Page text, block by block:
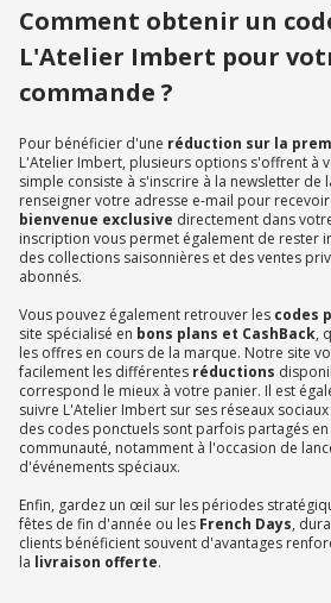
Comment obtenir un
L'Atelier Imbert pour
commande ?
Pour bénéficier d'une réduction sur la
L'Atelier Imbert, plusieurs options s'offrent à
simple consiste à s'inscrire à la newsletter de
renseigner votre adresse e-mail pour
bienvenue exclusive directement dans
inscription vous permet également de rester
des collections saisonnières et des ventes
abonnés.
Vous pouvez également retrouver les codes
site spécialisé en bons plans et CashBack,
les offres en cours de la marque. Notre site
facilement les différentes réductions
correspond le mieux à votre panier. Il est
suivre L'Atelier Imbert sur ses réseaux
des codes ponctuels sont parfois partagés en
communauté, notamment à l'occasion de
d'événements spéciaux.
Enfin, gardez un œil sur les périodes
fêtes de fin d'année ou les French Days,
clients bénéficient souvent d'avantages
la livraison offerte.